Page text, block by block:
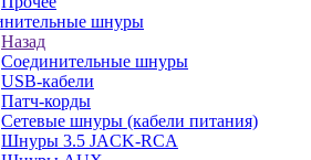
шнуры
Назад
Соединительные шнуры
USB-кабели
Патч-корды
Сетевые шнуры (кабели питания)
Шнуры 3.5 JACK-RCA